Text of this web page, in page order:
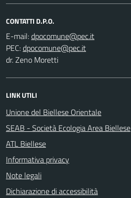
CONTATTI D.P.O.
E-mail:
PEC:
dr. Zeno Moretti
LINK UTILI
Unione del Biellese Orientale
SEAB - Società Ecologia Area Biellese
ATL Biellese
Informativa privacy
Note legali
Dichiarazione di accessibilità